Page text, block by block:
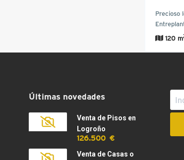
Precioso
grandes
120 m
Últimas novedades
Venta de Pisos en
Logroño
126.500 €
Venta de Casas o